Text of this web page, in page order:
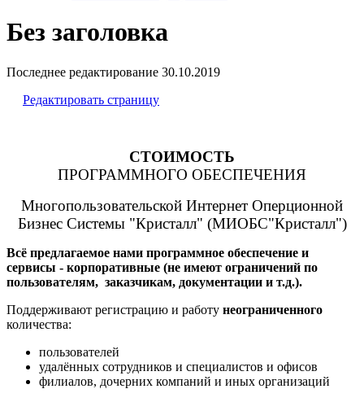
Без заголовка
Последнее редактирование 30.10.2019
Редактировать страницу
СТОИМОСТЬ
ПРОГРАММНОГО ОБЕСПЕЧЕНИЯ
Многопользовательской Интернет Оперционной
Бизнес Системы "Кристалл" (МИОБС"Кристалл")
Всё предлагаемое нами программное обеспечение и
сервисы - корпоративные (не имеют ограничений по
пользователям, заказчикам, документации и т.д.).
Поддерживают регистрацию и работу неограниченного
количества:
пользователей
удалённых сотрудников и специалистов и офисов
филиалов, дочерних компаний и иных организаций